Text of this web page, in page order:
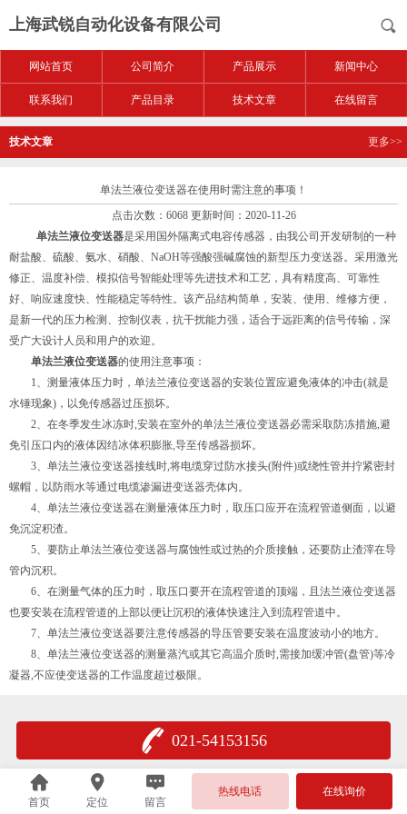
上海武锐自动化设备有限公司
网站首页 公司简介 产品展示 新闻中心
联系我们 产品目录 技术文章 在线留言
技术文章 更多>>
单法兰液位变送器在使用时需注意的事项！
点击次数：6068 更新时间：2020-11-26
单法兰液位变送器是采用国外隔离式电容传感器，由我公司开发研制的一种
耐盐酸、硫酸、氨水、硝酸、NaOH等强酸强碱腐蚀的新型压力变送器。采用激光
修正、温度补偿、模拟信号智能处理等先进技术和工艺，具有精度高、可靠性
好、响应速度快、性能稳定等特性。该产品结构简单，安装、使用、维修方便，
是新一代的压力检测、控制仪表，抗干扰能力强，适合于远距离的信号传输，深
受广大设计人员和用户的欢迎。
单法兰液位变送器的使用注意事项：
1、测量液体压力时，单法兰液位变送器的安装位置应避免液体的冲击(就是
水锤现象)，以免传感器过压损坏。
2、在冬季发生冰冻时,安装在室外的单法兰液位变送器必需采取防冻措施,避
免引压口内的液体因结冰体积膨胀,导至传感器损坏。
3、单法兰液位变送器接线时,将电缆穿过防水接头(附件)或绕性管并拧紧密封
螺帽，以防雨水等通过电缆渗漏进变送器壳体内。
4、单法兰液位变送器在测量液体压力时，取压口应开在流程管道侧面，以避
免沉淀积渣。
5、要防止单法兰液位变送器与腐蚀性或过热的介质接触，还要防止渣滓在导
管内沉积。
6、在测量气体的压力时，取压口要开在流程管道的顶端，且法兰液位变送器
也要安装在流程管道的上部以便让沉积的液体快速注入到流程管道中。
7、单法兰液位变送器要注意传感器的导压管要安装在温度波动小的地方。
8、单法兰液位变送器的测量蒸汽或其它高温介质时,需接加缓冲管(盘管)等冷
凝器,不应使变送器的工作温度超过极限。
021-54153156
首页 定位 留言
热线电话 在线询价